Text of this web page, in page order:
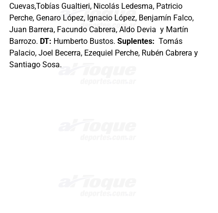
Cuevas,Tobías Gualtieri, Nicolás Ledesma, Patricio
Perche, Genaro López, Ignacio López, Benjamín Falco,
Juan Barrera, Facundo Cabrera, Aldo Devia y Martín
Barrozo. DT: Humberto Bustos. Suplentes: Tomás
Palacio, Joel Becerra, Ezequiel Perche, Rubén Cabrera y
Santiago Sosa.